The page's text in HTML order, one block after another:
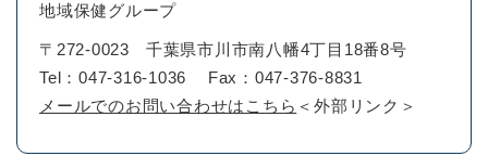
地域保健グループ
〒272-0023
千葉県市川市南八幡4丁目18番8号
Tel：047-316-1036
Fax：047-376-8831
メールでのお問い合わせはこちら ＜外部リンク＞